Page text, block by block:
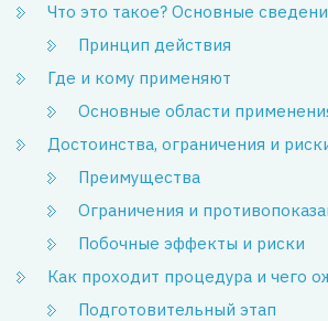
Что это такое? Основные
Принцип действия
Где и кому применяют
Основные области
Достоинства, ограничения и
Преимущества
Ограничения и
Побочные эффекты и риски
Как проходит процедура и чего
Подготовительный этап